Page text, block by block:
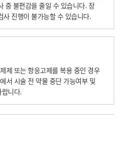
중 불편감을 줄일 수 있습니다. 장
진행이 불가능할 수 있습니다.
제 또는 항응고제를 복용 중인 경우
서 시술 전 약물 중단 가능여부 및
니다.